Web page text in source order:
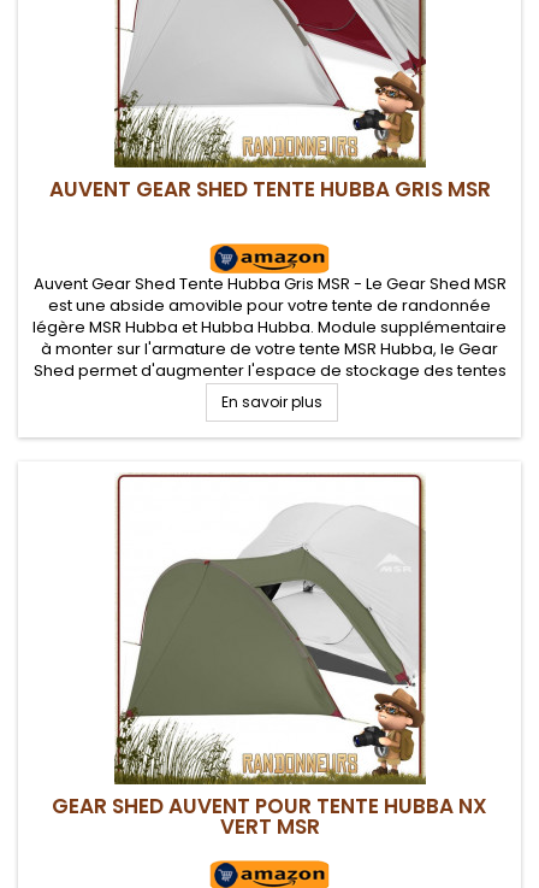
AUVENT GEAR SHED TENTE HUBBA GRIS MSR
Auvent Gear Shed Tente Hubba Gris MSR - Le Gear Shed MSR
est une abside amovible pour votre tente de randonnée
légère MSR Hubba et Hubba Hubba. Module supplémentaire
à monter sur l'armature de votre tente MSR Hubba, le Gear
Shed permet d'augmenter l'espace de stockage des tentes
MSR Hubba et Hubba Hubba
En savoir plus
GEAR SHED AUVENT POUR TENTE HUBBA NX
VERT MSR